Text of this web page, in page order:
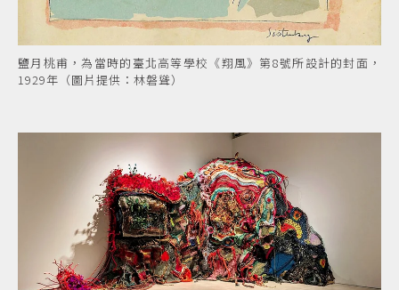
鹽月桃甫，為當時的臺北高等學校《翔風》第8號所設計的封面，
1929年（圖片提供：林磐聳）